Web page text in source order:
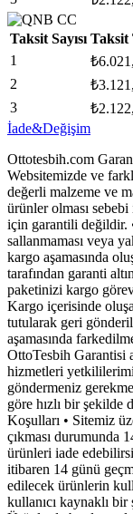
Taksit Sayısı Taksit
1
₺
2
₺
3
₺
İade&Değişim
Ottotesbih.com
Websitemizde ve
değerli malzeme ve
ürünler olması
için garantili değildir.
sallanmaması veya
kargo aşamasında
tarafından garanti
paketinizi kargo
Kargo içerisinde
tutularak geri
aşamasında
OttoTesbih Garantisi
hizmetleri
göndermeniz
göre hızlı bir
Koşulları • Sitemiz
çıkması durumunda
ürünleri iade
itibaren 14 günü
edilecek ürünlerin
kullanıcı kaynaklı